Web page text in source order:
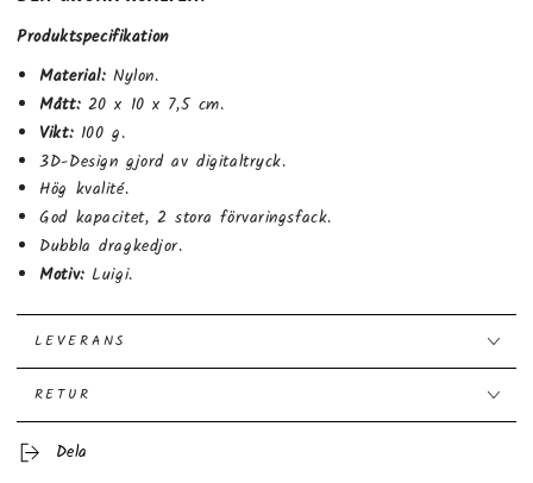
Produktspecifikation
Material: Nylon.
Mått: 20 x 10 x 7,5 cm.
Vikt:100 g.
3D-Design gjord av digitaltryck.
Hög kvalité.
God kapacitet, 2 stora förvaringsfack.
Dubbla dragkedjor.
Motiv:Luigi.
LEVERANS
RETUR
Dela